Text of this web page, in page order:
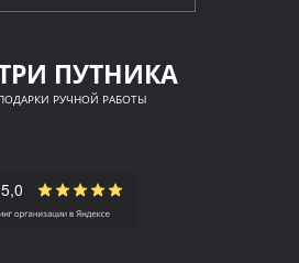
ПУТНИКА
РУЧНОЙ РАБОТЫ